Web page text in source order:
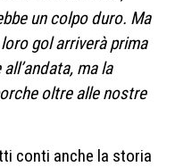
un colpo duro. Ma
gol arriverà prima
ma la
oltre alle nostre
conti anche la storia